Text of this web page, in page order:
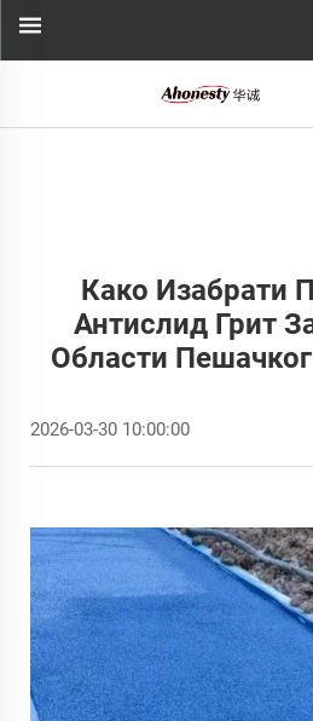
Како Изабрати
Антислид Грит
Области
2026-03-30 10:00:00